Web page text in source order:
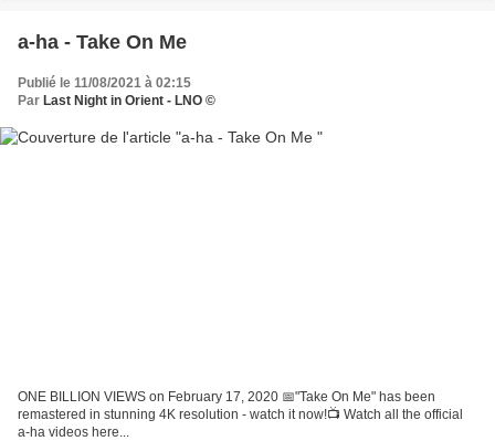
a-ha - Take On Me
Publié le 11/08/2021 à 02:15
Par Last Night in Orient - LNO ©
ONE BILLION VIEWS on February 17, 2020 📅"Take On Me" has been
remastered in stunning 4K resolution - watch it now!📺 Watch all the official
a-ha videos here...